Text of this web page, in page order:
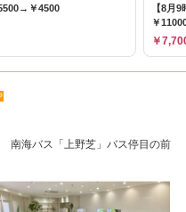
￥4500
【8月
￥
￥
南海バス「上野芝」バス停目の前